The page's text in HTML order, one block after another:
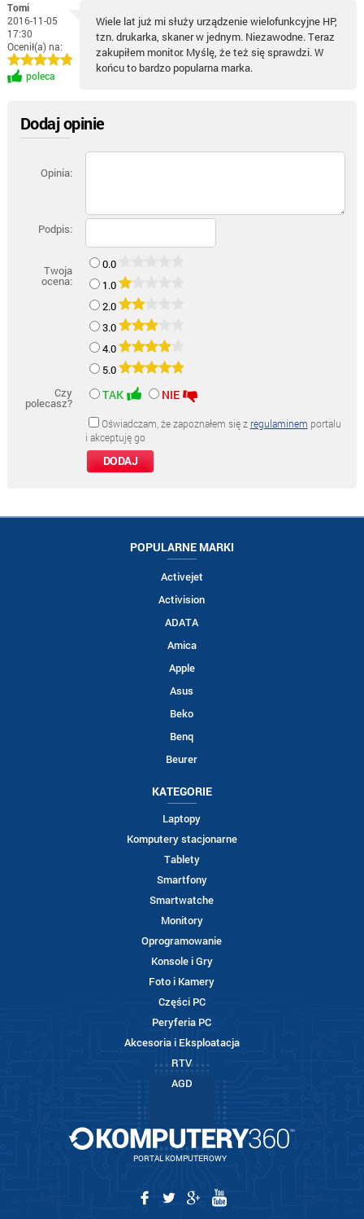
Tomi
2016-11-05
17:30
Ocenił(a) na:
poleca
Wiele lat już mi służy urządzenie wielofunkcyjne HP,
tzn. drukarka, skaner w jednym. Niezawodne. Teraz
zakupiłem monitor. Myślę, że też się sprawdzi. W
końcu to bardzo popularna marka.
Dodaj opinie
Opinia:
Podpis:
Twoja
ocena:
0.0
1.0
2.0
3.0
4.0
5.0
Czy
polecasz?
TAK NIE
Oświadczam, że zapoznałem się z regulaminem portalu
i akceptuję go
POPULARNE MARKI
Activejet
Activision
ADATA
Amica
Apple
Asus
Beko
Benq
Beurer
KATEGORIE
Laptopy
Komputery stacjonarne
Tablety
Smartfony
Smartwatche
Monitory
Oprogramowanie
Konsole i Gry
Foto i Kamery
Części PC
Peryferia PC
Akcesoria i Eksploatacja
RTV
AGD
PORTAL KOMPUTEROWY